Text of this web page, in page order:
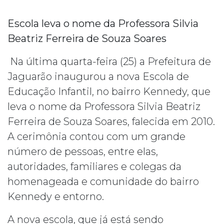
Escola leva o nome da Professora Silvia
Beatriz Ferreira de Souza Soares
Na última quarta-feira (25) a Prefeitura de
Jaguarão inaugurou a nova Escola de
Educação Infantil, no bairro Kennedy, que
leva o nome da Professora Silvia Beatriz
Ferreira de Souza Soares, falecida em 2010.
A cerimônia contou com um grande
número de pessoas, entre elas,
autoridades, familiares e colegas da
homenageada e comunidade do bairro
Kennedy e entorno.
A nova escola, que já está sendo